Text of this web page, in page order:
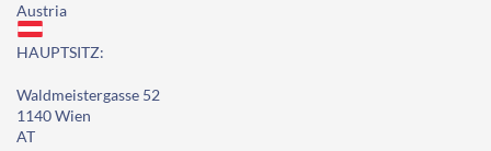
Austria
HAUPTSITZ:
Waldmeistergasse 52
1140 Wien
AT